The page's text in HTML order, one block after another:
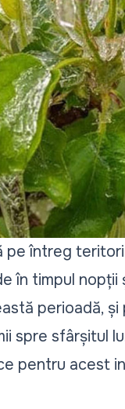
întreg
timpul nopții
perioadă,
spre sfârșitul
pentru acest